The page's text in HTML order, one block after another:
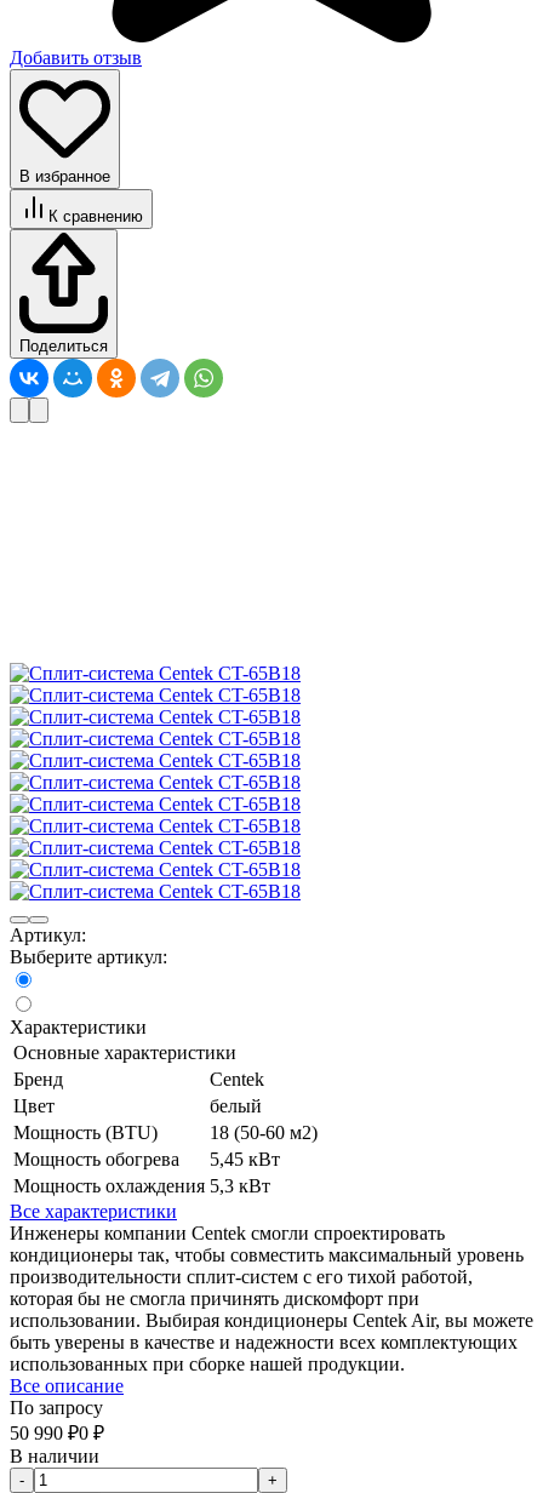
Добавить отзыв
В избранное
К сравнению
Поделиться
Артикул:
Выберите артикул:
Характеристики
Основные характеристики
Бренд
Centek
Цвет
белый
Мощность (BTU)
18 (50-60 м2)
Мощность обогрева
5,45 кВт
Мощность охлаждения 5,3 кВт
Все характеристики
Инженеры компании Centek смогли спроектировать
кондиционеры так, чтобы совместить максимальный уровень
производительности сплит-систем с его тихой работой,
которая бы не смогла причинять дискомфорт при
использовании. Выбирая кондиционеры Centek Air, вы можете
быть уверены в качестве и надежности всех комплектующих
использованных при сборке нашей продукции.
Все описание
По запросу
50 990 ₽0 ₽
В наличии
-
+